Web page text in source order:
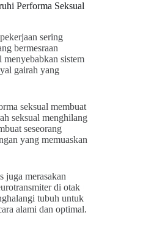
Performa Seksual
sering
bermesraan
menyebabkan sistem
gairah yang
seksual membuat
seksual menghilang
seseorang
yang memuaskan
juga merasakan
di otak
tubuh untuk
alami dan optimal.